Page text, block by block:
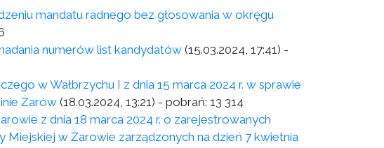
mandatu radnego bez głosowania w okręgu
numerów list kandydatów(15.03.2024, 17:41) -
w Wałbrzychu I z dnia 15 marca 2024 r. w sprawie
Żarów (18.03.2024, 13:21) - pobrań: 13 314
z dnia 18 marca 2024 r. o zarejestrowanych
w Żarowie zarządzonych na dzień 7 kwietnia